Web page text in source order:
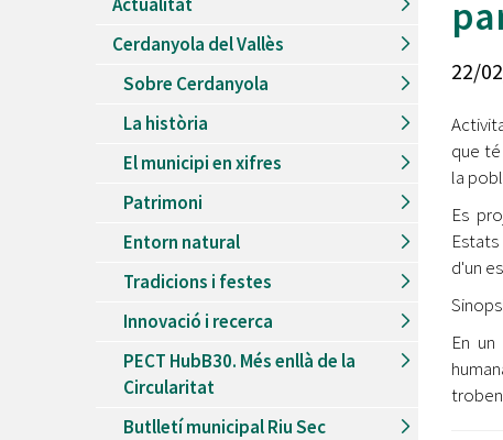
Recursos Humans
Del26/06/2026al30/08/2026
Patis oberts temporada d'estiu
Piscines d'estiu a Cerdanyola
Del01/06/2026al30/09/2026
Refugis climàtics a Cerdanyola
Jocs d'aigua del Parc Cordelles
Del01/07/2024al31/08/2026
Decorem! Conte 'La truita de nabius'
Cerdanyola del Vallès
Sobre Cerdanyola
La història
El municipi en xifres
Patrimoni
Entorn natural
Tradicions i festes
Innovació i recerca
PECT HubB30. Més enllà de la
Circularitat
Butlletí municipal Riu Sec
22/
que
la
Es
d'un
En
troben